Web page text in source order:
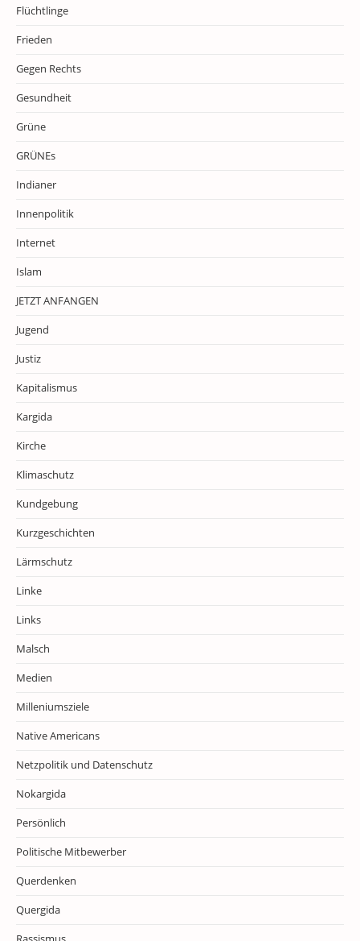
Flüchtlinge
Frieden
Gegen Rechts
Gesundheit
Grüne
GRÜNEs
Indianer
Innenpolitik
Internet
Islam
JETZT ANFANGEN
Jugend
Justiz
Kapitalismus
Kargida
Kirche
Klimaschutz
Kundgebung
Kurzgeschichten
Lärmschutz
Linke
Links
Malsch
Medien
Milleniumsziele
Native Americans
Netzpolitik und Datenschutz
Nokargida
Persönlich
Politische Mitbewerber
Querdenken
Quergida